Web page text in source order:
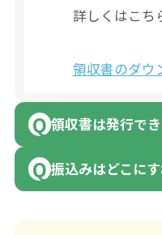
詳しくはこち
領収書のダウ
領収書は発行で
会員様はマイ
振込みはどこに